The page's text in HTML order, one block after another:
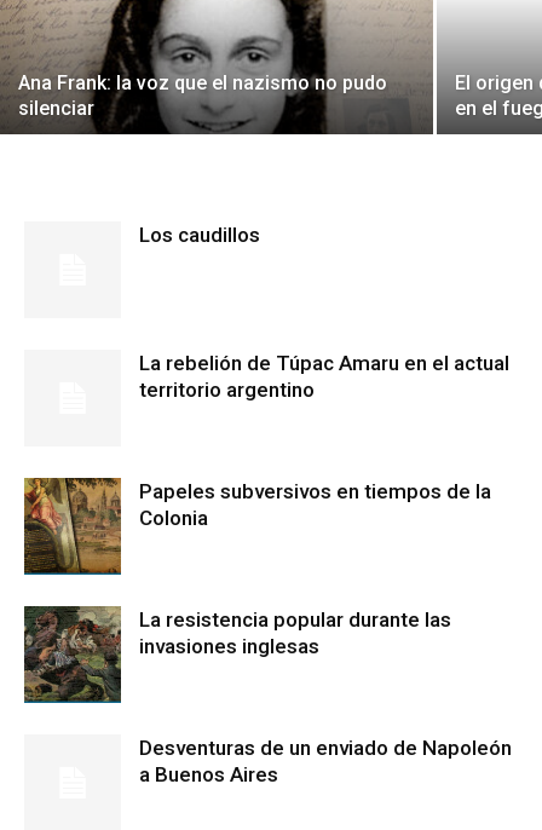
Ana Frank: la voz que el nazismo no pudo
silenciar
El origen
en el
Los caudillos
La rebelión de Túpac Amaru en el actual
territorio argentino
Papeles subversivos en tiempos de la
Colonia
La resistencia popular durante las
invasiones inglesas
Desventuras de un enviado de Napoleón
a Buenos Aires